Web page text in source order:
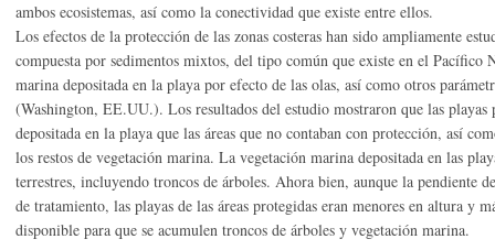
ambos ecosistemas, así como la conectividad que existe entre ellos.
Los efectos de la protección de las zonas costeras han sido ampliamente
compuesta por sedimentos mixtos, del tipo común que existe en el
marina depositada en la playa por efecto de las olas, así como otros
(Washington, EE.UU.). Los resultados del estudio mostraron que las
depositada en la playa que las áreas que no contaban con protección, así
los restos de vegetación marina. La vegetación marina depositada en las
terrestres, incluyendo troncos de árboles. Ahora bien, aunque la pendiente
de tratamiento, las playas de las áreas protegidas eran menores en altura y
disponible para que se acumulen troncos de árboles y vegetación marina.